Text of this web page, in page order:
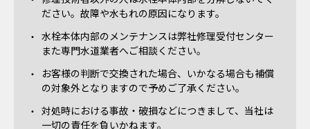
ださい。故障や水もれの原因になります。
水栓本体内部のメンテナンスは弊社修理受付センター
また専門水道業者へご相談ください。
お客様の判断で交換された場合、いかなる場合も補償
の対象外となりますので予めご了承ください。
対処時における事故・破損などにつきまして、当社は
一切の責任を負いかねます。